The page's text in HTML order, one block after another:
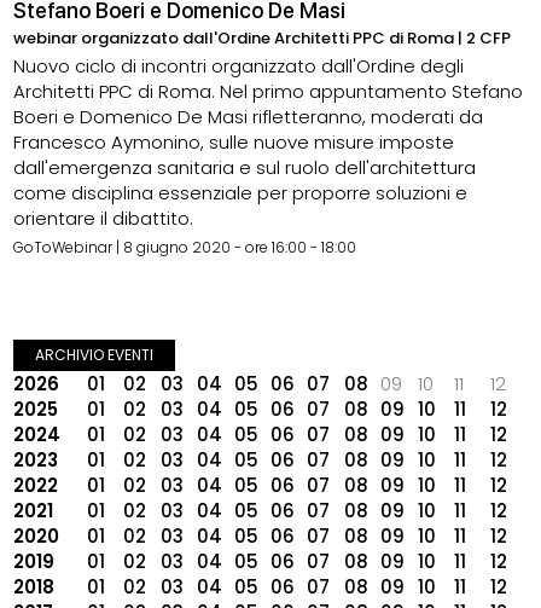
Stefano Boeri e Domenico De Masi
webinar organizzato dall'Ordine Architetti PPC di Roma | 2 CFP
Nuovo ciclo di incontri organizzato dall'Ordine degli
Architetti PPC di Roma. Nel primo appuntamento Stefano
Boeri e Domenico De Masi rifletteranno, moderati da
Francesco Aymonino, sulle nuove misure imposte
dall'emergenza sanitaria e sul ruolo dell'architettura
come disciplina essenziale per proporre soluzioni e
orientare il dibattito.
GoToWebinar | 8 giugno 2020 - ore 16:00 - 18:00
ARCHIVIO EVENTI
2026 01 02 03 04 05 06 07 08 09 10 11
12
2025
01 02 03 04 05 06 07 08 09 10 11
12
2024
01 02 03 04 05 06 07 08 09 10 11
12
2023
01 02 03 04 05 06 07 08 09 10 11
12
2022
01 02 03 04 05 06 07 08 09 10 11
12
2021
01 02 03 04 05 06 07 08 09 10 11
12
2020
01 02 03 04 05 06 07 08 09 10 11
12
2019
01 02 03 04 05 06 07 08 09 10 11
12
2018
01 02 03 04 05 06 07 08 09 10 11
12